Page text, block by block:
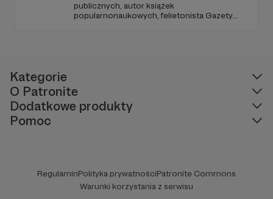
publicznych, autor książek
popularnonaukowych, felietonista Gazety
Kategorie
O Patronite
Dodatkowe produkty
Pomoc
RegulaminPolityka prywatnościPatronite Commons
Warunki korzystania z serwisu